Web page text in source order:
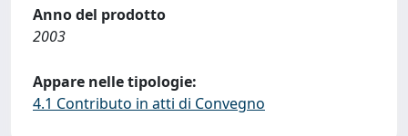
Anno del prodotto
2003
Appare nelle tipologie:
4.1 Contributo in atti di Convegno